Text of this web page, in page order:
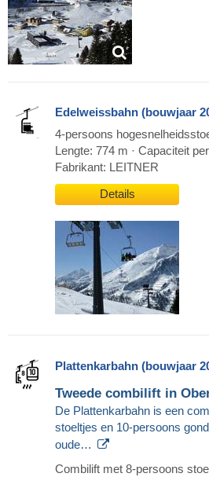
Edelweissbahn (bouwjaar
4-persoons
Lengte: 774 m · Capaciteit
Fabrikant: LEITNER
Details
Plattenkarbahn (bouwjaar
Tweede combilift in
De Plattenkarbahn is een
stoeltjes en 10-persoons
oude…
Combilift met 8-persoons